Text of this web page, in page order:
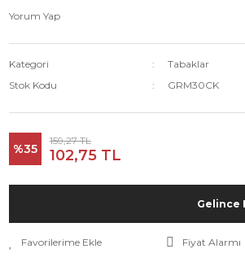
Yorum Yap
Kategori
Tabaklar
Stok Kodu
GRM30CK
%35
159,27 TL
102,75 TL
Gelince
Fiyat Alarmı